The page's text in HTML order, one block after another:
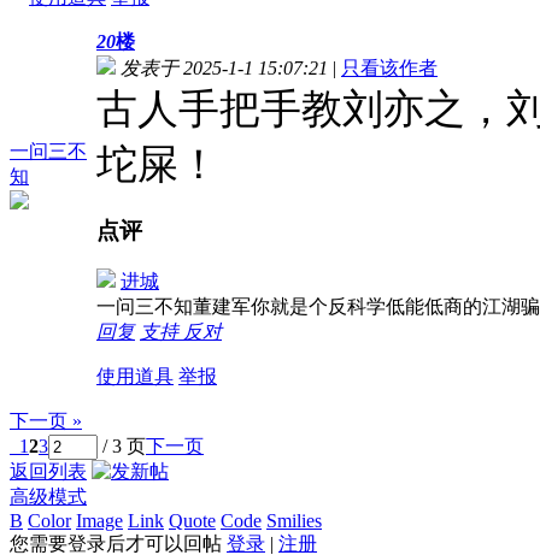
一问三不
知
20楼
发表于 2025-1-1 15:07:21 | 只看该作者
古人手把手教刘亦之，
坨屎！
点评
进城
一问三不知董建军你就是个反科学低能低商的江湖
回复 支持 反对
使用道具 举报
下一页 »
123 / 3 页下一页
返回列表
高级模式
B Color Image Link Quote Code Smilies
您需要登录后才可以回帖 登录 | 注册